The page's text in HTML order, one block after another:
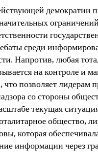
демократии
среди
Напротив, любая
на контроле и
позволяет лидерам
со стороны
текущая
общество,
которая
информации через